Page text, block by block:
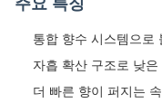
주요 특징
통합 향수 시스템으로
자흡 확산 구조로 낮은
더 빠른 향이 퍼지는